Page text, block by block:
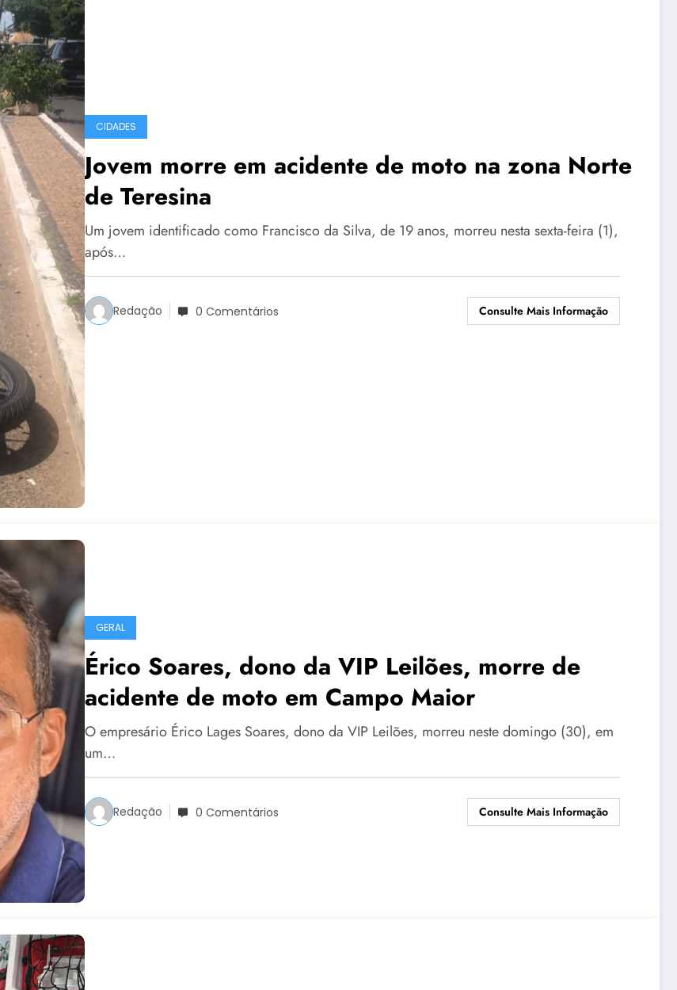
CIDADES
Jovem morre em acidente de moto na zona Norte
de Teresina
Um jovem identificado como Francisco da Silva, de 19 anos, morreu nesta sexta-feira (1),
após…
Redação 0 Comentários Consulte Mais Informação
GERAL
Érico Soares, dono da VIP Leilões, morre de
acidente de moto em Campo Maior
O empresário Érico Lages Soares, dono da VIP Leilões, morreu neste domingo (30), em
um…
Redação 0 Comentários Consulte Mais Informação